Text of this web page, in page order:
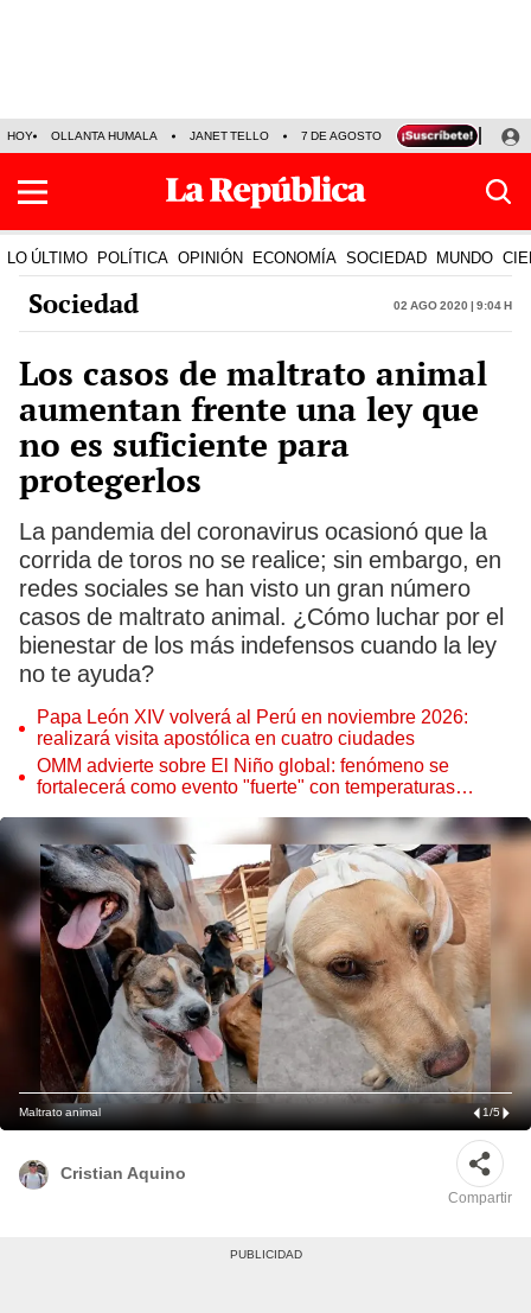
HOY OLLANTA HUMALA JANET TELLO 7 DE AGOSTO TINKA RESULTADOS
LO ÚLTIMO POLÍTICA OPINIÓN ECONOMÍA SOCIEDAD MUNDO
Sociedad 02 Ago 2020 | 9:04 h
Los casos de maltrato animal
aumentan frente una ley que
no es suficiente para
protegerlos
La pandemia del coronavirus ocasionó que la
corrida de toros no se realice; sin embargo, en
redes sociales se han visto un gran número
casos de maltrato animal. ¿Cómo luchar por el
bienestar de los más indefensos cuando la ley
no te ayuda?
Papa León XIV volverá al Perú en noviembre 2026:
realizará visita apostólica en cuatro ciudades
OMM advierte sobre El Niño global: fenómeno se
fortalecerá como evento "fuerte" con temperaturas
Maltrato animal 1/5
Cristian Aquino
Compartir